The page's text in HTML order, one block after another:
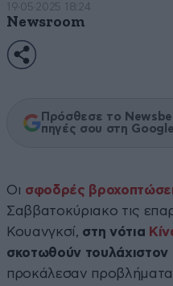
19·05·2025 18:24
Newsroom
Πρόσθεσε το
πηγές σου στη Google
Οι σφοδρές
Σαββατοκύριακο τις
Κουανγκσί, στη νότια
σκοτωθούν
προκάλεσαν προβλήματα